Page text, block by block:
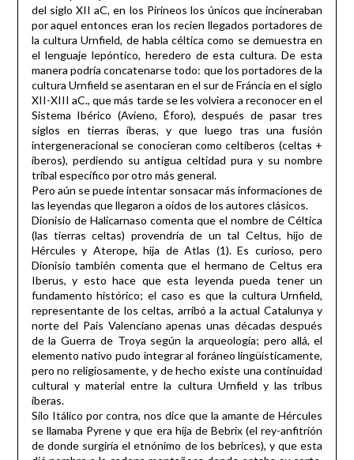
del siglo XII aC, en los Pirineos los únicos que incineraban
por aquel entonces eran los recien llegados portadores de
la cultura Urnfield, de habla céltica como se demuestra en
el lenguaje lepóntico, heredero de esta cultura. De esta
manera podría concatenarse todo: que los portadores de la
cultura Urnfield se asentaran en el sur de Fráncia en el siglo
XII-XIII aC., que más tarde se les volviera a reconocer en el
Sistema Ibérico (Avieno, Éforo), después de pasar tres
siglos en tierras íberas, y que luego tras una fusión
intergeneracional se conocieran como celtíberos (celtas +
íberos), perdiendo su antigua celtidad pura y su nombre
tribal específico por otro más general.
Pero aún se puede intentar sonsacar más informaciones de
las leyendas que llegaron a oídos de los autores clásicos.
Dionisio de Halicarnaso comenta que el nombre de Céltica
(las tierras celtas) provendría de un tal Celtus, hijo de
Hércules y Aterope, hija de Atlas (1). Es curioso, pero
Dionisio también comenta que el hermano de Celtus era
Iberus, y esto hace que esta leyenda pueda tener un
fundamento histórico; el caso es que la cultura Urnfield,
representante de los celtas, arribó a la actual Catalunya y
norte del Pais Valenciano apenas unas décadas después
de la Guerra de Troya según la arqueología; pero allá, el
elemento nativo pudo integrar al foráneo lingüísticamente,
pero no religiosamente, y de hecho existe una continuidad
cultural y material entre la cultura Urnfield y las tribus
íberas.
Silo Itálico por contra, nos dice que la amante de Hércules
se llamaba Pyrene y que era hija de Bebrix (el rey-anfitrión
de donde surgiría el etnónimo de los bebrices), y que esta